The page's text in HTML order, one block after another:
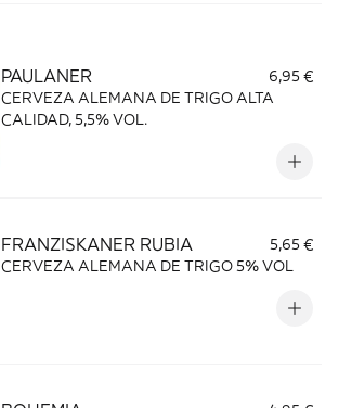
PAULANER
6,95 €
CERVEZA ALEMANA DE TRIGO ALTA
CALIDAD, 5,5% VOL.
FRANZISKANER RUBIA
5,65 €
CERVEZA ALEMANA DE TRIGO 5% VOL